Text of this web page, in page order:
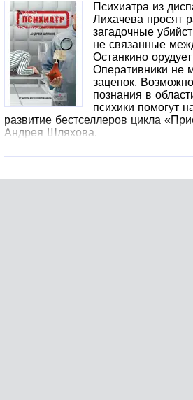
Психиатра из
Лихачева просят
загадочные
не связанные
Останкино
Оперативники не
зацепок.
познания в
психики помогут
развитие бестселлеров цикла
Андрея Шляхова.